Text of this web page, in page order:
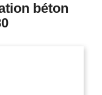
béton